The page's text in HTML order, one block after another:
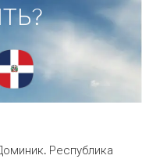
Республика